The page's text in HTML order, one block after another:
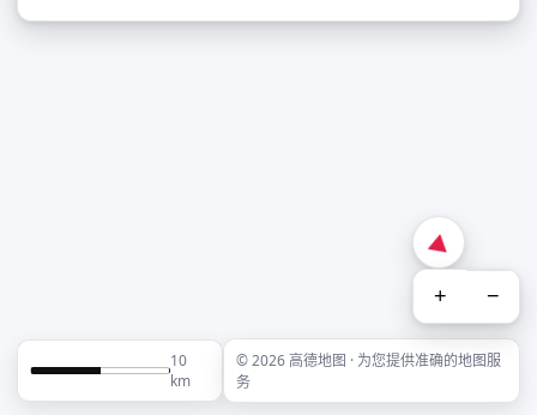
+ −
10
km
© 2026 高德地图 · 为您提供准确的地图服
务